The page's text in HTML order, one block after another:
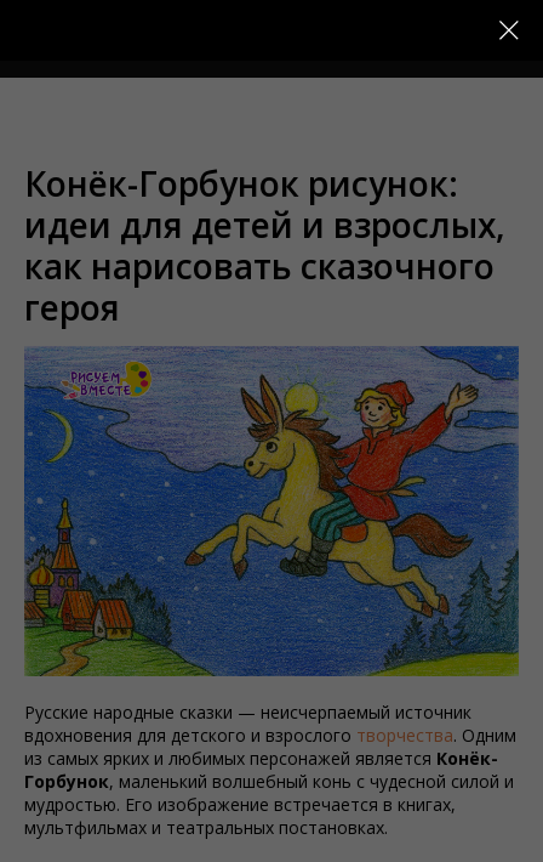
Конёк-Горбунок рисунок:
идеи для детей и взрослых,
как нарисовать сказочного
героя
Русские народные сказки — неисчерпаемый источник
вдохновения для детского и взрослого творчества. Одним
из самых ярких и любимых персонажей является Конёк-
Горбунок, маленький волшебный конь с чудесной силой и
мудростью. Его изображение встречается в книгах,
мультфильмах и театральных постановках.